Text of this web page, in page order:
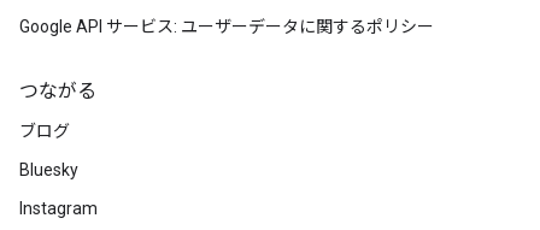
Google API サービス: ユーザーデータに関するポリシー
つながる
ブログ
Bluesky
Instagram